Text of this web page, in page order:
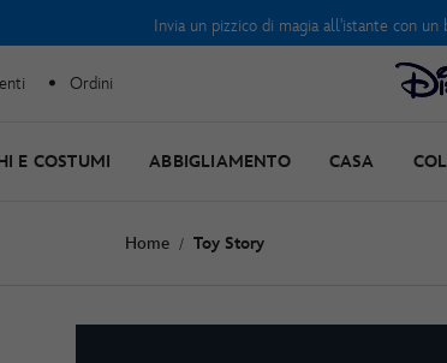
Invia un pizzico di magia all'istante con
Ordini
E COSTUMI ABBIGLIAMENTO CASA
Home Toy Story